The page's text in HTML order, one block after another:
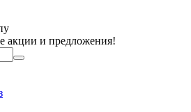
акции и предложения!